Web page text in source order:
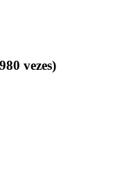
vezes)